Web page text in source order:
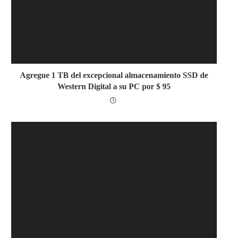
Agregue 1 TB del excepcional almacenamiento SSD de
Western Digital a su PC por $ 95